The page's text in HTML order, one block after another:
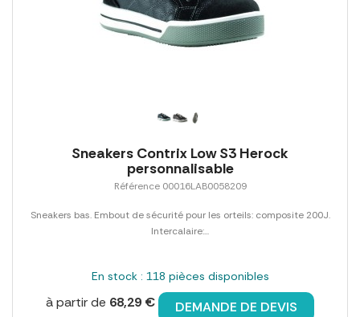
Sneakers Contrix Low S3 Herock
personnalisable
Référence 00016LAB0058209
Sneakers bas. Embout de sécurité pour les orteils: composite 200J.
Intercalaire:...
En stock : 118 pièces disponibles
à partir de 68,29 € DEMANDE DE DEVIS